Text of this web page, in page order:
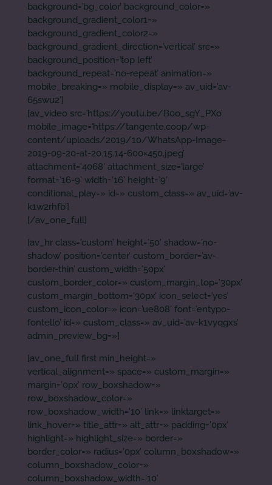
background=’bg_color’ background_color=»
background_gradient_color1=»
background_gradient_color2=»
background_gradient_direction=’vertical’ src=»
background_position=’top left’
background_repeat=’no-repeat’ animation=»
mobile_breaking=» mobile_display=» av_uid=’av-
65swu2′]
[av_video src=’https://youtu.be/B0o_sgY_PXo’
mobile_image=’https://tangente.coop/wp-
content/uploads/2019/10/WhatsApp-Image-
2019-09-20-at-20.15.14-600×450.jpeg’
attachment=’4068′ attachment_size=’large’
format=’16-9′ width=’16’ height=’9′
conditional_play=» id=» custom_class=» av_uid=’av-
k1w2rhfb’]
[/av_one_full]
[av_hr class=’custom’ height=’50’ shadow=’no-
shadow’ position=’center’ custom_border=’av-
border-thin’ custom_width=’50px’
custom_border_color=» custom_margin_top=’30px’
custom_margin_bottom=’30px’ icon_select=’yes’
custom_icon_color=» icon=’ue808′ font=’entypo-
fontello’ id=» custom_class=» av_uid=’av-k1vyqgxs’
admin_preview_bg=»]
[av_one_full first min_height=»
vertical_alignment=» space=» custom_margin=»
margin=’0px’ row_boxshadow=»
row_boxshadow_color=»
row_boxshadow_width=’10’ link=» linktarget=»
link_hover=» title_attr=» alt_attr=» padding=’0px’
highlight=» highlight_size=» border=»
border_color=» radius=’0px’ column_boxshadow=»
column_boxshadow_color=»
column_boxshadow_width=’10’